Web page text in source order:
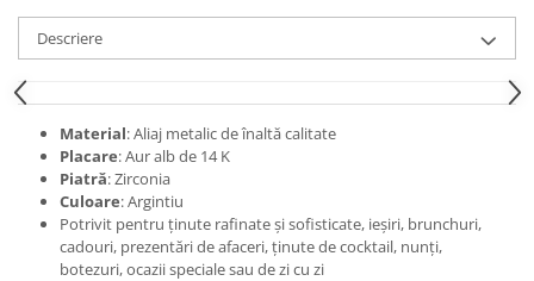
Descriere
Material: Aliaj metalic de înaltă calitate
Placare: Aur alb de 14 K
Piatră: Zirconia
Culoare: Argintiu
Potrivit pentru ținute rafinate și sofisticate, ieșiri, brunchuri,
cadouri, prezentări de afaceri, ținute de cocktail, nunți,
botezuri, ocazii speciale sau de zi cu zi